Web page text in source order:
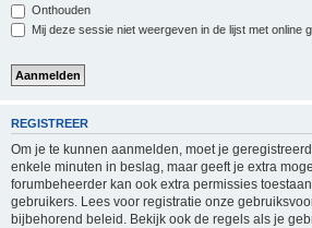
Onthouden
Mij deze sessie niet weergeven in de lijst met online
REGISTREER
Om je te kunnen aanmelden, moet je
enkele minuten in beslag, maar geeft je extra
forumbeheerder kan ook extra permissies
gebruikers. Lees voor registratie onze
bijbehorend beleid. Bekijk ook de regels als je